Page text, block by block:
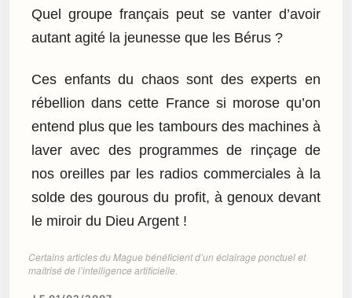
Quel groupe français peut se vanter d’avoir
autant agité la jeunesse que les Bérus ?
Ces enfants du chaos sont des experts en
rébellion dans cette France si morose qu’on
entend plus que les tambours des machines à
laver avec des programmes de rinçage de
nos oreilles par les radios commerciales à la
solde des gourous du profit, à genoux devant
le miroir du Dieu Argent !
Certains articles du Mague bénéficient d’un éclairage ponctuel et
maîtrisé de l’intelligence artificielle.